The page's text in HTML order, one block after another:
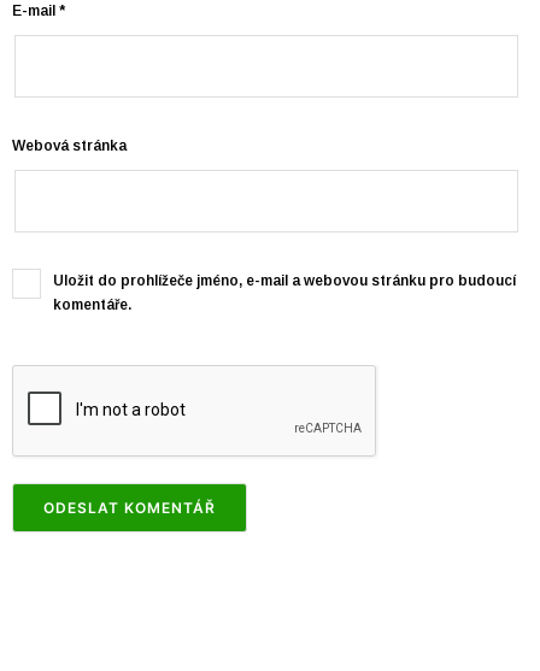
E-mail *
Webová stránka
Uložit do prohlížeče jméno, e-mail a webovou stránku pro budoucí
komentáře.